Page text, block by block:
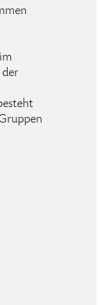
der